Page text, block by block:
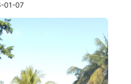
01-07